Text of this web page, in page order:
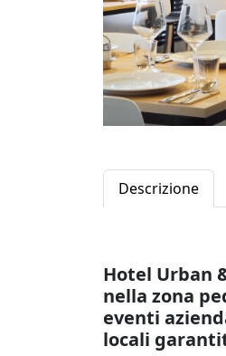
Descrizione
Hotel Urban
nella zona
eventi
locali